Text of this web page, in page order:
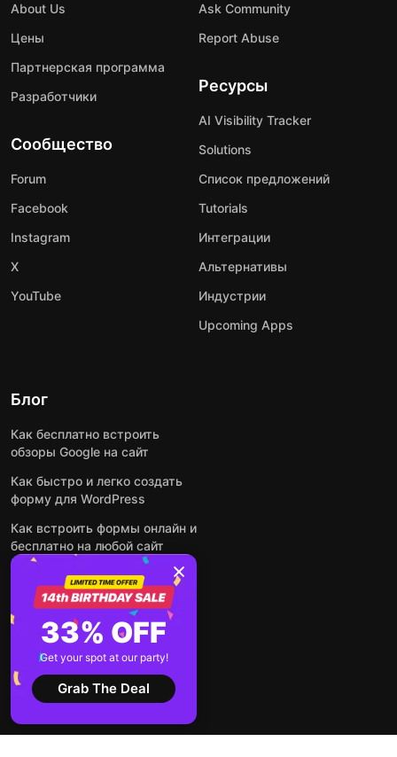
About Us
Цены
Партнерская программа
Разработчики
Сообщество
Forum
Facebook
Instagram
X
YouTube
Ask Community
Report Abuse
Ресурсы
AI Visibility Tracker
Solutions
Список предложений
Tutorials
Интеграции
Альтернативы
Индустрии
Upcoming Apps
Блог
Как бесплатно встроить
обзоры Google на сайт
Как быстро и легко создать
форму для WordPress
Как встроить формы онлайн и
бесплатно на любой сайт
Как встроить ленту Instagram
на сайт
Как добавить чат-бота на
основе искусственного
интеллекта на свой сайт
Посмотреть все посты
33% OFF
Get your spot at our party!
Grab The Deal